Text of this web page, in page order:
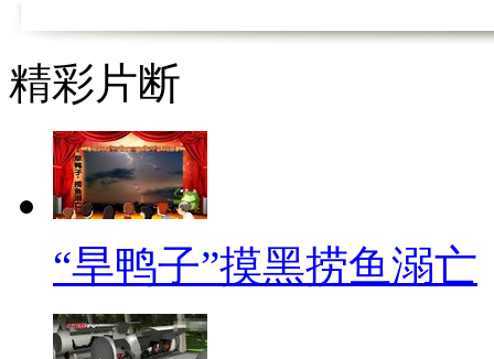
里，每当他打开新浪微博，
信息。来这条微博引起了众网
推荐”的尴尬。
至于为何会出现这样的情况
深度合作后，用户在淘宝上搜
通的。这种“共享用户数据”的
精彩片断
“旱鸭子”摸黑捞鱼溺亡